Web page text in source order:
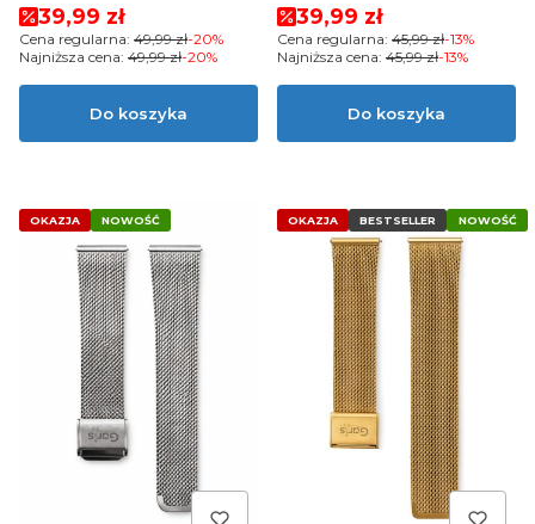
Cena promocyjna
39,99 zł
Cena regularna: 49,99 zł-20%
Najniższa cena: 49,99 zł-20%
Do koszyka
Cena promocyjna
39,99 zł
Cena regularna: 45,99 zł-13%
Najniższa cena: 45,99 zł-13%
Do koszyka
OKAZJA NOWOŚĆ OKAZJA BESTSELLER NOWOŚĆ